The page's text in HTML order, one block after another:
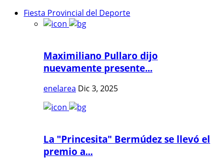
Fiesta Provincial del Deporte
Maximiliano Pullaro dijo
nuevamente presente...
enelarea Dic 3, 2025
La "Princesita" Bermúdez se llevó el
premio a...